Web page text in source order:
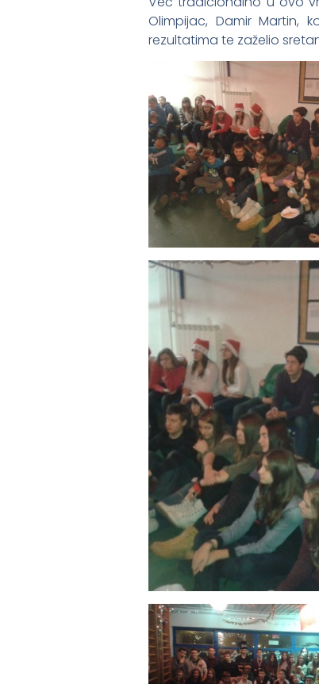
Olimpijac, Damir Martin,
rezultatima te zaželio